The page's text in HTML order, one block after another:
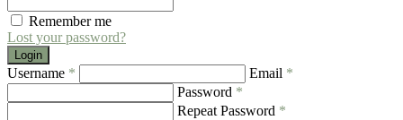
Remember me
Lost your password?
Login
Username * Email *
Password *
Repeat Password *